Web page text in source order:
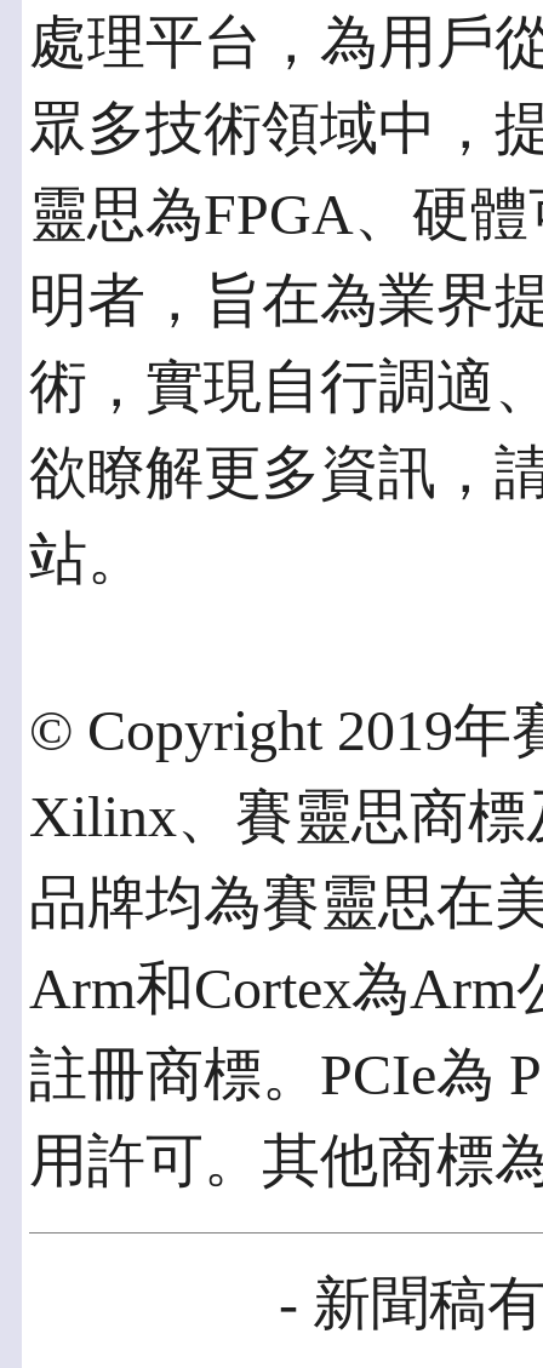
處理平台，為用戶
眾多技術領域中，
靈思為FPGA、硬
明者，旨在為業界
術，實現自行調適
欲瞭解更多資訊，
站。
© Copyright 2019
Xilinx、賽靈思商
品牌均為賽靈思在
Arm和Cortex為
註冊商標。PCIe為
用許可。其他商標
- 新聞稿